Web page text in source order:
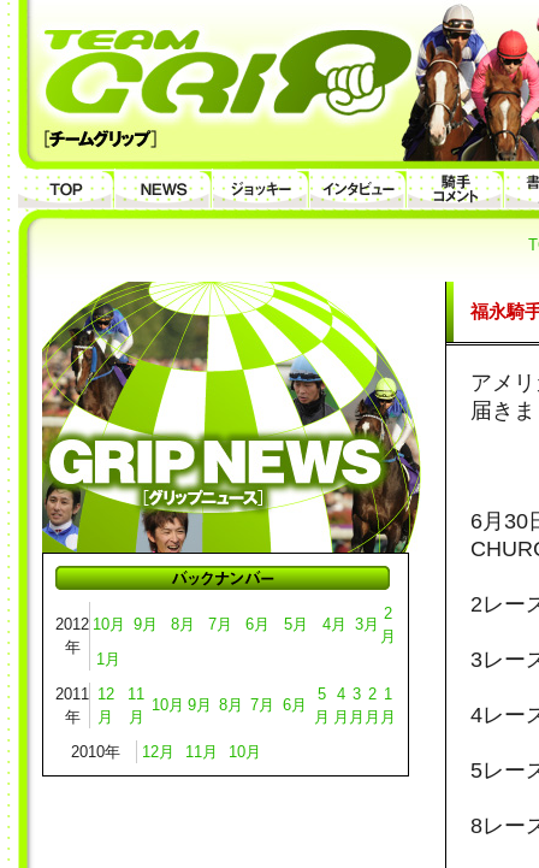
2012
年
10月 9月 8月 7月 6月 5月 4月 3月
2
月
1月
2011
年
12
月
11
月
10月 9月 8月 7月 6月
5
月
4
月
3
月
2
月
1
月
2010年
12月 11月 10月
福永騎
アメ
届き
6月30
2レー
3レ
4レー
5レー
8レ